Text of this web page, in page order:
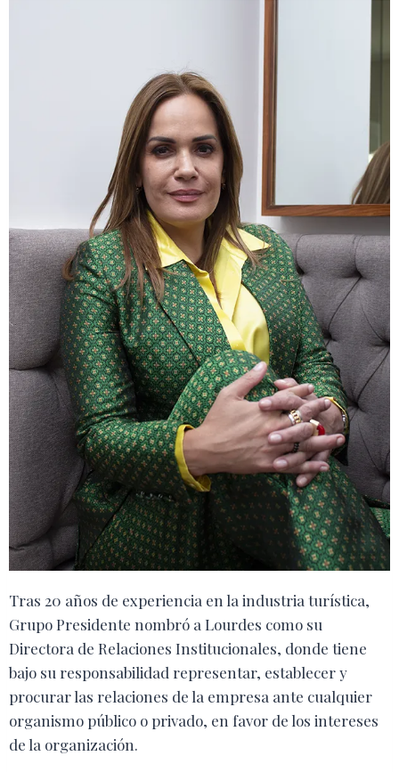
Tras 20 años de experiencia en la industria turística,
Grupo Presidente nombró a Lourdes como su
Directora de Relaciones Institucionales, donde tiene
bajo su responsabilidad representar, establecer y
procurar las relaciones de la empresa ante cualquier
organismo público o privado, en favor de los intereses
de la organización.